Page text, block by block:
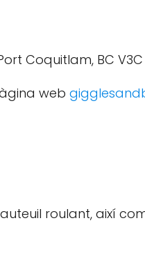
Coquitlam, BC
web
roulant, així